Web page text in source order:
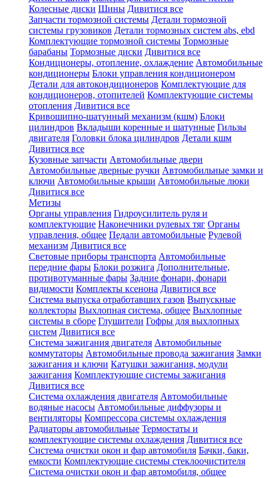
Колесные диски Шины Дивитися все
Запчасти тормозной системы Детали тормозной
системы грузовиков Детали тормозных систем abs, ebd
Комплектующие тормозной системы Тормозные
барабаны Тормозные диски Дивитися все
Кондиционеры, отопление, охлаждение Автомобильные
кондиционеры Блоки управления кондиционером
Детали для автокондиционеров Комплектующие для
кондиционеров, отопителей Комплектующие системы
отопления Дивитися все
Кривошипно-шатунный механизм (кшм) Блоки
цилиндров Вкладыши коренные и шатунные Гильзы
двигателя Головки блока цилиндров Детали кшм
Дивитися все
Кузовные запчасти Автомобильные двери
Автомобильные дверные ручки Автомобильные замки и
ключи Автомобильные крыши Автомобильные люки
Дивитися все
Метизы
Органы управления Гидроусилитель руля и
комплектующие Наконечники рулевых тяг Органы
управления, общее Педали автомобильные Рулевой
механизм Дивитися все
Световые приборы транспорта Автомобильные
передние фары Блоки розжига Дополнительные,
противотуманные фары Задние фонари, фонари
видимости Комплекты ксенона Дивитися все
Система выпуска отработавших газов Выпускные
коллекторы Выхлопная система, общее Выхлопные
системы в сборе Глушители Гофры для выхлопных
систем Дивитися все
Система зажигания двигателя Автомобильные
коммутаторы Автомобильные провода зажигания Замки
зажигания и ключи Катушки зажигания, модули
зажигания Комплектующие системы зажигания
Дивитися все
Система охлаждения двигателя Автомобильные
водяные насосы Автомобильные диффузоры и
вентиляторы Компрессора системы охлаждения
Радиаторы автомобильные Термостаты и
комплектующие системы охлаждения Дивитися все
Система очистки окон и фар автомобиля Бачки, баки,
емкости Комплектующие системы стеклоочистителя
Система очистки окон и фар автомобиля, общее